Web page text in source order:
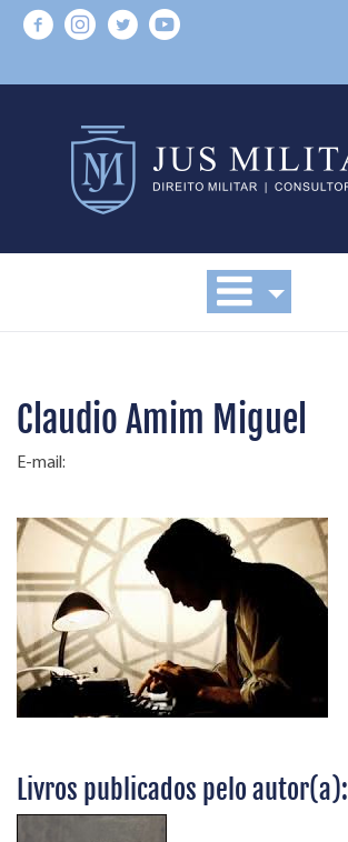
Claudio Amim Miguel
E-mail:
Livros publicados pelo autor(a):